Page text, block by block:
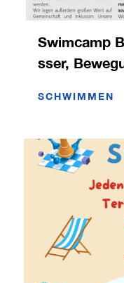
Swimcamp
sser,
SCHWIMMEN